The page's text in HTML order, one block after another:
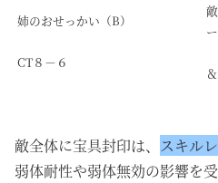
姉のおせっかい（B）
CT８－６
敵全体に宝具封印は、 スキル
弱体耐性や弱体無効の影響を